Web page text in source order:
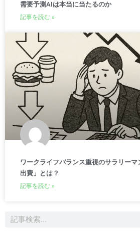
需要予測AIは本当に当たるのか
記事を読む »
ワークライフバランス重視のサラリー
出費」とは？
記事を読む »
検